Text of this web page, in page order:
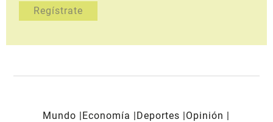
Mundo Economía Deportes
Opinión